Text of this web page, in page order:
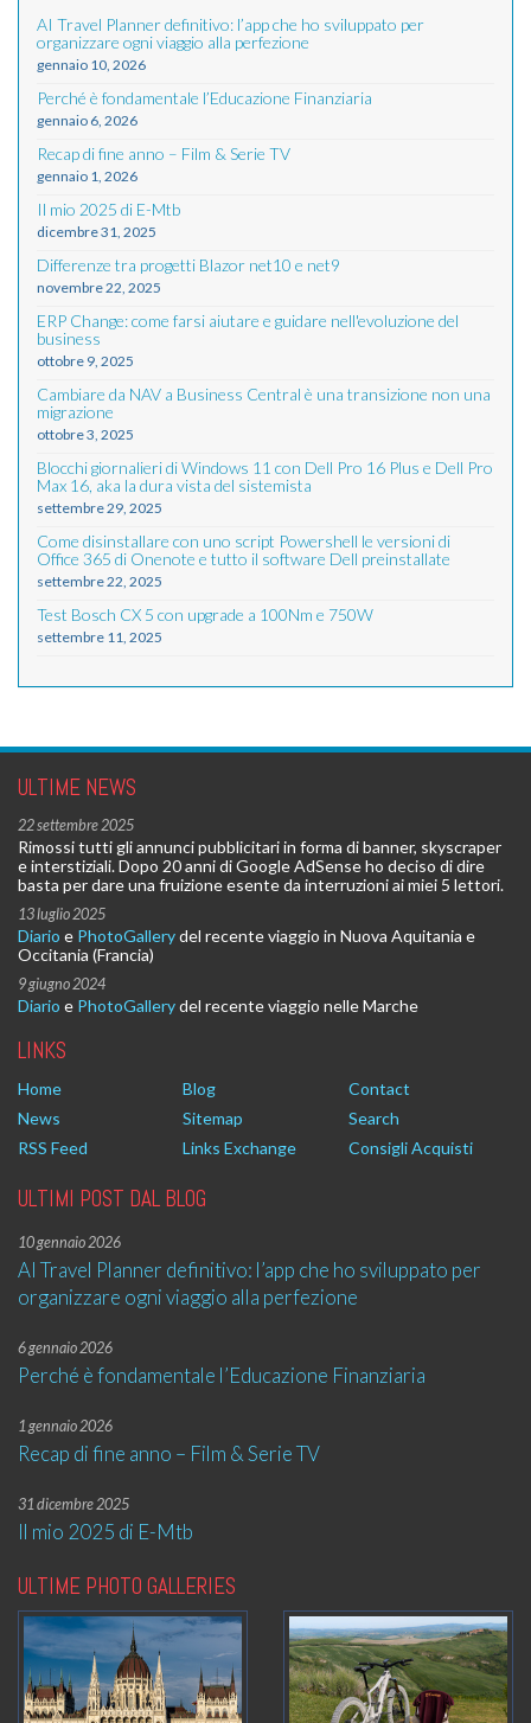
AI Travel Planner definitivo: l’app che ho sviluppato per
organizzare ogni viaggio alla perfezione
gennaio 10, 2026
Perché è fondamentale l’Educazione Finanziaria
gennaio 6, 2026
Recap di fine anno – Film & Serie TV
gennaio 1, 2026
Il mio 2025 di E-Mtb
dicembre 31, 2025
Differenze tra progetti Blazor net10 e net9
novembre 22, 2025
ERP Change: come farsi aiutare e guidare nell'evoluzione del
business
ottobre 9, 2025
Cambiare da NAV a Business Central è una transizione non una
migrazione
ottobre 3, 2025
Blocchi giornalieri di Windows 11 con Dell Pro 16 Plus e Dell Pro
Max 16, aka la dura vista del sistemista
settembre 29, 2025
Come disinstallare con uno script Powershell le versioni di
Office 365 di Onenote e tutto il software Dell preinstallate
settembre 22, 2025
Test Bosch CX 5 con upgrade a 100Nm e 750W
settembre 11, 2025
ULTIME NEWS
22 settembre 2025
Rimossi tutti gli annunci pubblicitari in forma di banner, skyscraper
e interstiziali. Dopo 20 anni di Google AdSense ho deciso di dire
basta per dare una fruizione esente da interruzioni ai miei 5 lettori.
13 luglio 2025
Diario e PhotoGallerydel recente viaggio in Nuova Aquitania e
Occitania (Francia)
9 giugno 2024
Diario e PhotoGallerydel recente viaggio nelle Marche
LINKS
Home Blog
Contact
News
Sitemap
Search
RSS Feed
Links Exchange Consigli Acquisti
ULTIMI POST DAL BLOG
10 gennaio 2026
AI Travel Planner definitivo: l’app che ho sviluppato per
organizzare ogni viaggio alla perfezione
6 gennaio 2026
Perché è fondamentale l’Educazione Finanziaria
1 gennaio 2026
Recap di fine anno – Film & Serie TV
31 dicembre 2025
Il mio 2025 di E-Mtb
ULTIME PHOTO GALLERIES